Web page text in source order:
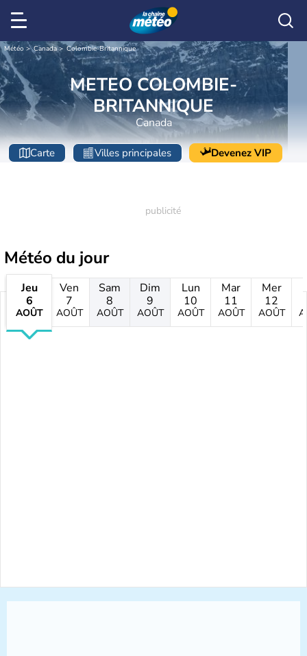
Météo Canada Colombie-Britannique
METEO COLOMBIE-
BRITANNIQUE
Canada
Carte Villes principales Devenez VIP
Météo du jour
Jeu
6
AOÛT
Ven
7
AOÛT
Sam
8
AOÛT
Dim
9
AOÛT
Lun
10
AOÛT
Mar
11
AOÛT
Mer
12
AOÛT